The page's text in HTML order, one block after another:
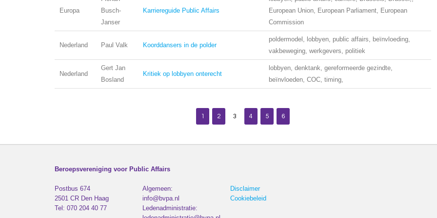
Europa
Busch-
Janser
Karriereguide Public Affairs
European Union, European Parliament, European
Commission
Nederland Paul Valk Koorddansers in de polder
poldermodel, lobbyen, public affairs, beïnvloeding,
vakbeweging, werkgevers, politiek
Nederland
Gert Jan
Bosland
Kritiek op lobbyen onterecht
lobbyen, denktank, gereformeerde gezindte,
beïnvloeden, COC, timing,
1 2 3 4 5 6
Beroepsvereniging voor Public Affairs
Postbus 674
2501 CR Den Haag
Tel: 070 204 40 77
Algemeen:
info@bvpa.nl
Ledenadministratie:
Disclaimer
Cookiebeleid